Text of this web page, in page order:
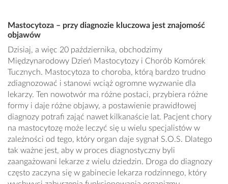
Mastocytoza – przy diagnozie kluczowa jest znajomość
objawów
Dzisiaj, a więc 20 października, obchodzimy
Międzynarodowy Dzień Mastocytozy i Chorób Komórek
Tucznych. Mastocytoza to choroba, którą bardzo trudno
zdiagnozować i stanowi wciąż ogromne wyzwanie dla
lekarzy. Ten nowotwór ma różne postaci, przybiera różne
formy i daje różne objawy, a postawienie prawidłowej
diagnozy potrafi zająć nawet kilkanaście lat. Pacjent chory
na mastocytozę może leczyć się u wielu specjalistów w
zależności od tego, który organ daje sygnał S.O.S. Dlatego
tak ważne jest, aby w proces diagnostyczny byli
zaangażowani lekarze z wielu dziedzin. Droga do diagnozy
często zaczyna się w gabinecie lekarza rodzinnego, który